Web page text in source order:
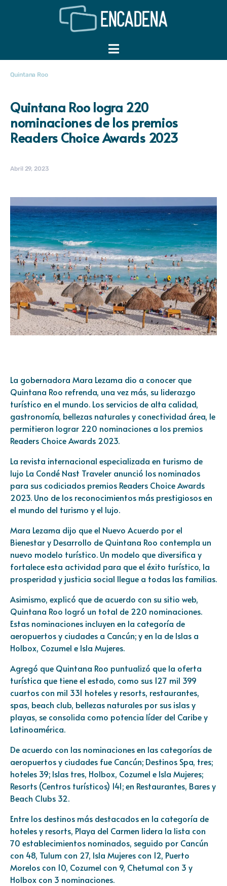
Quintana Roo
Quintana Roo logra 220
nominaciones de los premios
Readers Choice Awards 2023
Abril 29, 2023
La gobernadora Mara Lezama dio a conocer que
Quintana Roo refrenda, una vez más, su liderazgo
turístico en el mundo. Los servicios de alta calidad,
gastronomía, bellezas naturales y conectividad área, le
permitieron lograr 220 nominaciones a los premios
Readers Choice Awards 2023.
La revista internacional especializada en turismo de
lujo La Condé Nast Traveler anunció los nominados
para sus codiciados premios Readers Choice Awards
2023. Uno de los reconocimientos más prestigiosos en
el mundo del turismo y el lujo.
Mara Lezama dijo que el Nuevo Acuerdo por el
Bienestar y Desarrollo de Quintana Roo contempla un
nuevo modelo turístico. Un modelo que diversifica y
fortalece esta actividad para que el éxito turístico, la
prosperidad y justicia social llegue a todas las familias.
Asimismo, explicó que de acuerdo con su sitio web,
Quintana Roo logró un total de 220 nominaciones.
Estas nominaciones incluyen en la categoría de
aeropuertos y ciudades a Cancún; y en la de Islas a
Holbox, Cozumel e Isla Mujeres.
Agregó que Quintana Roo puntualizó que la oferta
turística que tiene el estado, como sus 127 mil 399
cuartos con mil 331 hoteles y resorts, restaurantes,
spas, beach club, bellezas naturales por sus islas y
playas, se consolida como potencia líder del Caribe y
Latinoamérica.
De acuerdo con las nominaciones en las categorías de
aeropuertos y ciudades fue Cancún; Destinos Spa, tres;
hoteles 39; Islas tres, Holbox, Cozumel e Isla Mujeres;
Resorts (Centros turísticos) 141; en Restaurantes, Bares y
Beach Clubs 32.
Entre los destinos más destacados en la categoría de
hoteles y resorts, Playa del Carmen lidera la lista con
70 establecimientos nominados, seguido por Cancún
con 48, Tulum con 27, Isla Mujeres con 12, Puerto
Morelos con 10, Cozumel con 9, Chetumal con 3 y
Holbox con 3 nominaciones.